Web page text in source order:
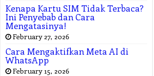
Kenapa Kartu SIM Tidak Terbaca?
Ini Penyebab dan Cara
Mengatasinya!
February 27, 2026
Cara Mengaktifkan Meta AI di
WhatsApp
February 15, 2026